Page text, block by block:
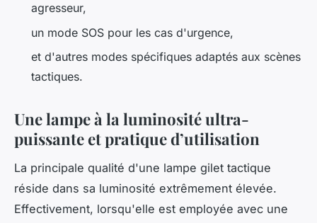
agresseur,
un mode SOS pour les cas d'urgence,
et d'autres modes spécifiques adaptés aux scènes
tactiques.
Une lampe à la luminosité ultra-
puissante et pratique d’utilisation
La principale qualité d'une lampe gilet tactique
réside dans sa luminosité extrêmement élevée.
Effectivement, lorsqu'elle est employée avec une